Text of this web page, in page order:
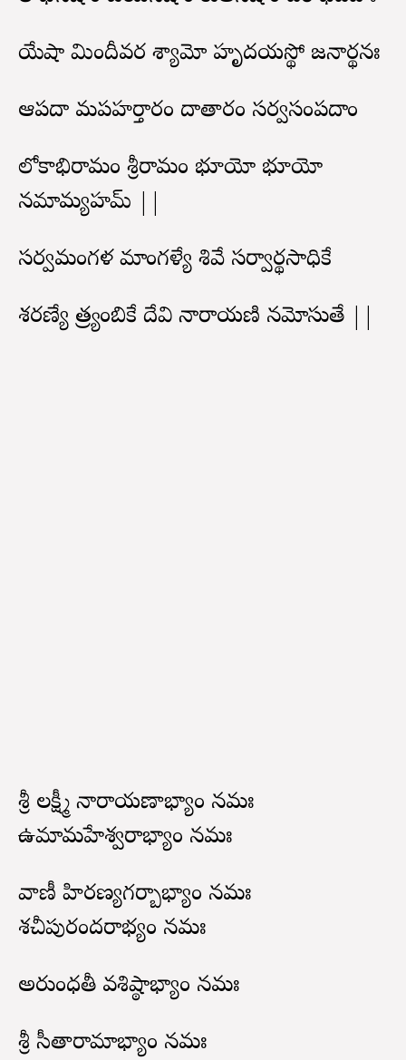
యేషా మిందీవర శ్యామో హృదయస్థో జనార్థనః
ఆపదా మపహర్తారం దాతారం సర్వసంపదాం
లోకాభిరామం శ్రీరామం భూయో భూయో
నమామ్యహమ్ ||
సర్వమంగళ మాంగళ్యే శివే సర్వార్థసాధికే
శరణ్యే త్ర్యంబికే దేవి నారాయణి నమోస్తుతే ||
శ్రీ లక్ష్మీ నారాయణాభ్యాం నమః
ఉమామహేశ్వరాభ్యాం నమః
వాణీ హిరణ్యగర్బాభ్యాం నమః
శచీపురందరాభ్యం నమః
అరుంధతీ వశిష్ఠాభ్యాం నమః
శ్రీ సీతారామాభ్యాం నమః